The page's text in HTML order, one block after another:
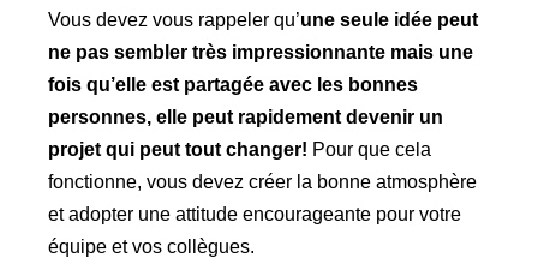
Vous devez vous rappeler qu’une seule idée peut
ne pas sembler très impressionnante mais une
fois qu’elle est partagée avec les bonnes
personnes, elle peut rapidement devenir un
projet qui peut tout changer! Pour que cela
fonctionne, vous devez créer la bonne atmosphère
et adopter une attitude encourageante pour votre
équipe et vos collègues.